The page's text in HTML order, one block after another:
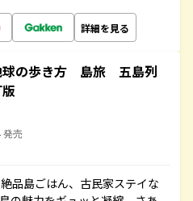
詳細を見る
の歩き方 島旅 五島列
発売
品島ごはん、古民家ステイな